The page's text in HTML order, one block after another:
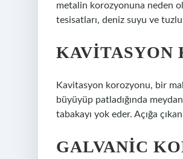
metalin korozyonuna neden
tesisatları, deniz suyu ve
KAVITASYON
Kavitasyon korozyonu, bir
büyüyüp patladığında
tabakayı yok eder. Açığa
GALVANIC